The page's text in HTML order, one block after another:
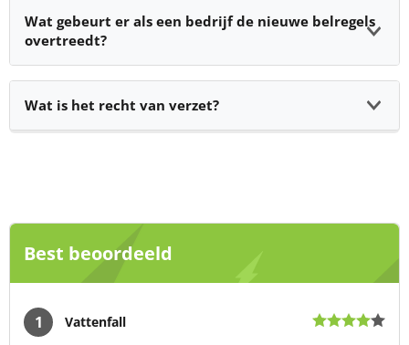
Wat gebeurt er als een bedrijf de nieuwe belregels
overtreedt?
Wat is het recht van verzet?
Best beoordeeld
1 Vattenfall